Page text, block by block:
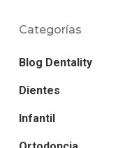
Categorías
Blog Dentality
Dientes
Infantil